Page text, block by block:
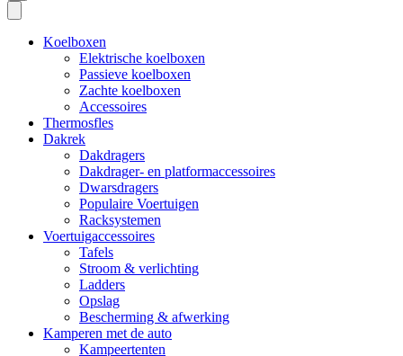
Koelboxen
Elektrische koelboxen
Passieve koelboxen
Zachte koelboxen
Accessoires
Thermosfles
Dakrek
Dakdragers
Dakdrager- en platformaccessoires
Dwarsdragers
Populaire Voertuigen
Racksystemen
Voertuigaccessoires
Tafels
Stroom & verlichting
Ladders
Opslag
Bescherming & afwerking
Kamperen met de auto
Kampeertenten